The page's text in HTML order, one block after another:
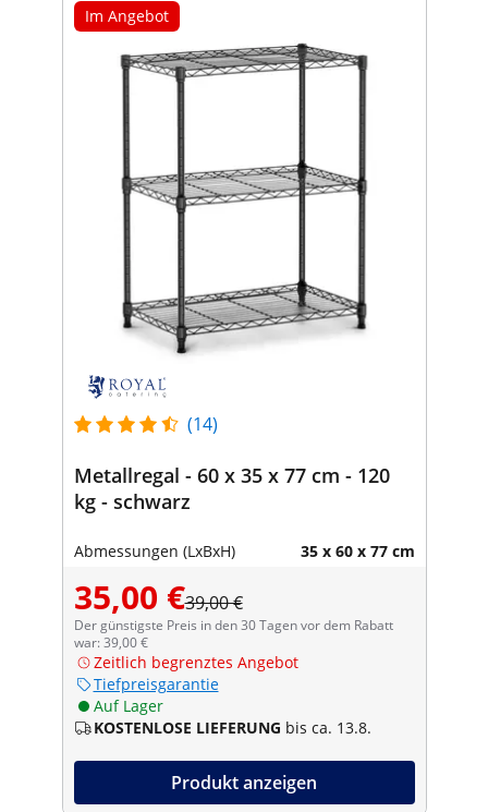
Im Angebot
(14)
Metallregal - 60 x 35 x 77 cm - 120
kg - schwarz
Abmessungen (LxBxH) 35 x 60 x 77 cm
35,00 €39,00 €
Der günstigste Preis in den 30 Tagen vor dem Rabatt
war: 39,00 €
Zeitlich begrenztes Angebot
Tiefpreisgarantie
Auf Lager
KOSTENLOSE LIEFERUNG bis ca. 13.8.
Produkt anzeigen